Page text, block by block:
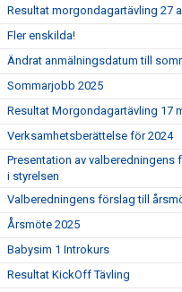
Resultat morgondagartävling 27
Fler enskilda!
Ändrat anmälningsdatum till
Sommarjobb 2025
Resultat Morgondagartävling 17
Verksamhetsberättelse för 2024
Presentation av valberedningens
i styrelsen
Valberedningens förslag till
Årsmöte 2025
Babysim 1 Introkurs
Resultat KickOff Tävling